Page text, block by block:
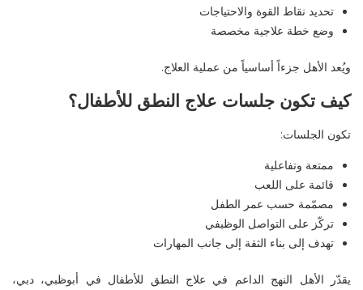
تحديد نقاط القوة والاحتياجات
وضع خطة علاجية مخصصة
ويُعد الأهل جزءاً أساسياً من عملية العلاج.
كيف تكون جلسات علاج النطق للأطفال؟
تكون الجلسات:
ممتعة وتفاعلية
قائمة على اللعب
مصمّمة حسب عمر الطفل
تركّز على التواصل الوظيفي
تهدف إلى بناء الثقة إلى جانب المهارات
يقدّر الأهل النهج الداعم في علاج النطق للأطفال في أبوظبي، دبي،